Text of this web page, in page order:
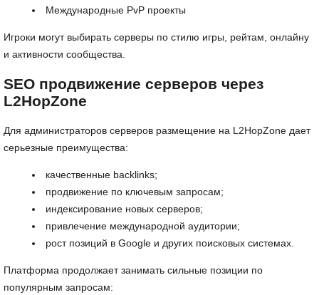
Международные PvP проекты
Игроки могут выбирать серверы по стилю игры, рейтам, онлайну
и активности сообщества.
SEO продвижение серверов через
L2HopZone
Для администраторов серверов размещение на L2HopZone дает
серьезные преимущества:
качественные backlinks;
продвижение по ключевым запросам;
индексирование новых серверов;
привлечение международной аудитории;
рост позиций в Google и других поисковых системах.
Платформа продолжает занимать сильные позиции по
популярным запросам: